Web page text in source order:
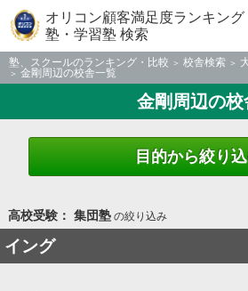
オリコン顧客満足度ランキング
塾・学習塾 検索
塾、スクールのランキング・比較 校舎検索
金剛周辺の校舎一覧
金剛周辺の校
目的から絞り
高校受験： 集団塾の絞り込み
イング